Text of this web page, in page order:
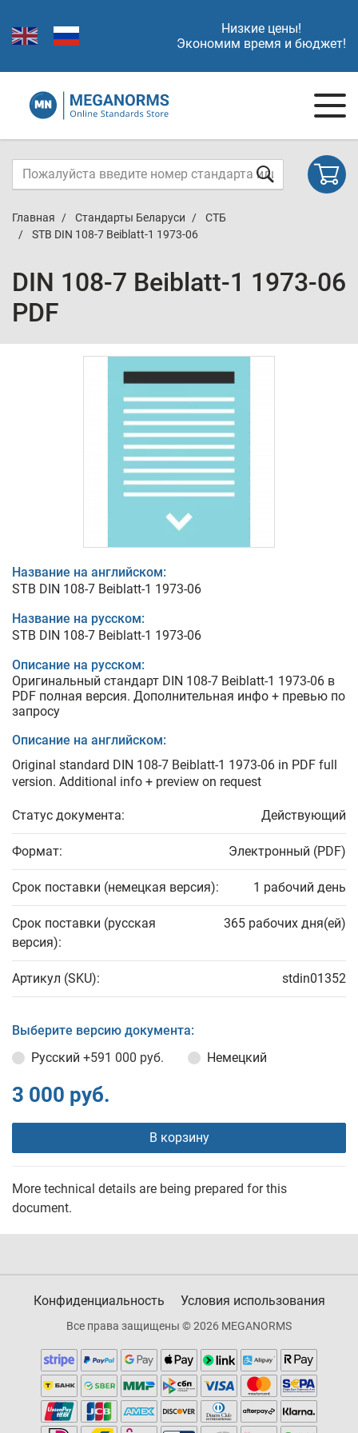
Низкие цены!
Экономим время и бюджет!
Главная Стандарты Беларуси
СТБ
STB DIN 108-7 Beiblatt-1 1973-06
DIN 108-7 Beiblatt-1 1973-06
PDF
Название на английском:
STB DIN 108-7 Beiblatt-1 1973-06
Название на русском:
STB DIN 108-7 Beiblatt-1 1973-06
Описание на русском:
Оригинальный стандарт DIN 108-7 Beiblatt-1 1973-06 в
PDF полная версия. Дополнительная инфо + превью по
запросу
Описание на английском:
Original standard DIN 108-7 Beiblatt-1 1973-06 in PDF full
version. Additional info + preview on request
Статус документа: Действующий
Формат: Электронный (PDF)
Срок поставки (немецкая версия): 1 рабочий день
Срок поставки (русская
версия):
365 рабочих дня(ей)
Артикул (SKU): stdin01352
Выберите версию документа:
Русский +591 000 руб. Немецкий
3 000 руб.
В корзину
More technical details are being prepared for this
document.
Конфиденциальность Условия использования
Все права защищены © 2026 MEGANORMS